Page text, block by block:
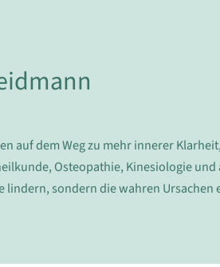
auf dem Weg zu mehr innerer
Osteopathie, Kinesiologie
lindern, sondern die wahren